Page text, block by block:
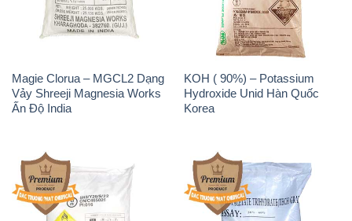
Magie Clorua – MGCL2 Dạng
Vảy Shreeji Magnesia Works
Ấn Độ India
KOH ( 90%) – Potassium
Hydroxide Unid Hàn Quốc
Korea